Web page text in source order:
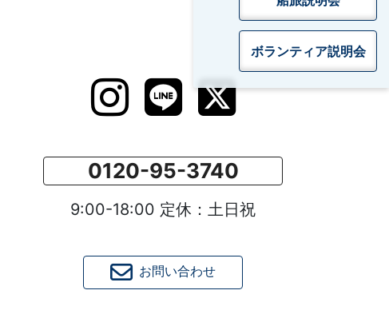
ボランティア説明会
0120-95-3740
9:00-18:00 定休：土日祝
お問い合わせ